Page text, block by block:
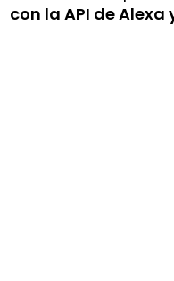
con la API de Alexa